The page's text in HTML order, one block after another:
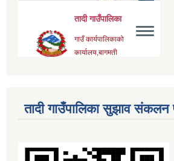
तादी गाउँपालिका सुझाव संकलन